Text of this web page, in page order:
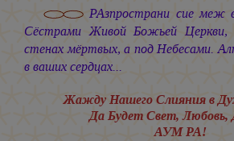
РАзпространи сие меж
Сёстрами Живой Божьей
стенах мёртвых, а под Небесами.
в ваших сердцах...
Жажду Нашего Слияния в
Да Будет Свет, Любовь,
АУМ РА!